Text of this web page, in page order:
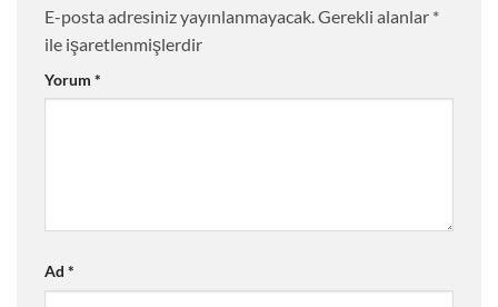
E-posta adresiniz yayınlanmayacak. Gerekli alanlar *
ile işaretlenmişlerdir
Yorum *
Ad *